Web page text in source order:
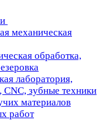
механическая
обработка,
лаборатория,
CNC, зубные техники
материалов
работ